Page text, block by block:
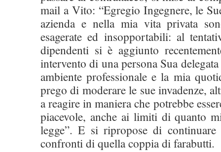
mail a Vito: “Egregio Ingegnere, le
azienda e nella mia vita privata
esagerate ed insopportabili: al
dipendenti si è aggiunto
intervento di una persona Sua
ambiente professionale e la mia
prego di moderare le sue invadenze,
a reagire in maniera che potrebbe
piacevole, anche ai limiti di quanto
legge”. E si ripropose di continuare
confronti di quella coppia di farabutti.